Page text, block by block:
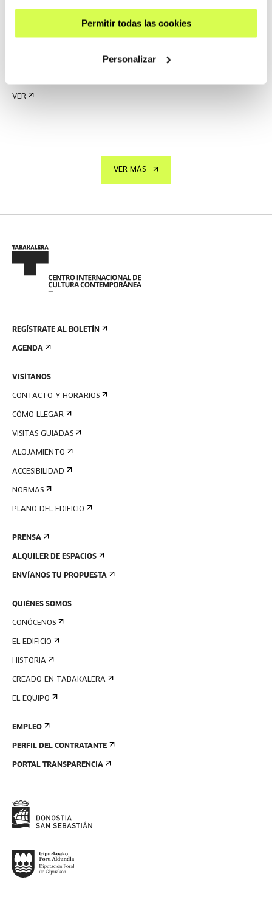
Permitir todas las cookies
Personalizar
DURACIÓN 00:01:20
RIE NAKAJIMA, DAVID TOOP, MAKOTO OSHIRO
VER
VER MÁS
REGÍSTRATE AL BOLETÍN
AGENDA
VISÍTANOS
CONTACTO Y HORARIOS
CÓMO LLEGAR
VISITAS GUIADAS
ALOJAMIENTO
ACCESIBILIDAD
NORMAS
PLANO DEL EDIFICIO
PRENSA
ALQUILER DE ESPACIOS
ENVÍANOS TU PROPUESTA
QUIÉNES SOMOS
CONÓCENOS
EL EDIFICIO
HISTORIA
CREADO EN TABAKALERA
EL EQUIPO
EMPLEO
PERFIL DEL CONTRATANTE
PORTAL TRANSPARENCIA